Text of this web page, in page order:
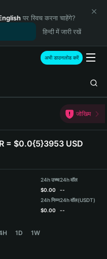
पर स्विच करना चाहेंगे?
हिन्दी में जारी रखें
अभी डाउनलोड करें
जोखिम
= $0.0{5}3953 USD
24h उच्च
$0.00
24h निम्न
$0.00
24h वॉल
--
24h वॉल(USDT)
--
1D 1W